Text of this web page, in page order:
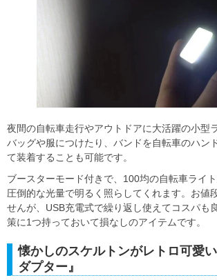
夜間の自転車走行やアウトドアに大活躍の小型
バッグや服につけたり、バンドを自転車のハン
て装着することも可能です。
ブースターモード付きで、100均の自転車ライ
圧倒的な光量で明るく照らしてくれます。お値
せんが、USB充電式で繰り返し使えてコスパも
策に1つ持っておいて損なしのアイテムです。
懐かしのスケルトンがレトロ可愛
ダプター』